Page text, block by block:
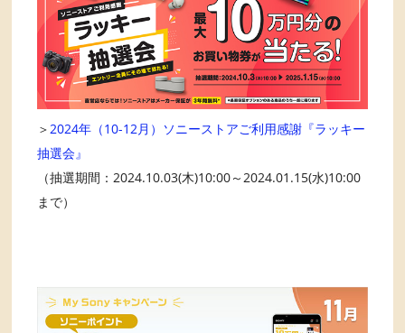
＞ 2024年（10-12月）ソニーストアご利用感謝『ラッキー
抽選会』
（抽選期間：2024.10.03(木)10:00～2024.01.15(水)10:00
まで）